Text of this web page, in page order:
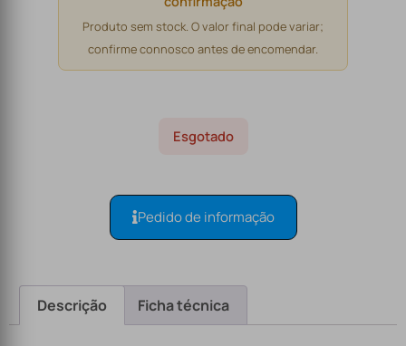
Produto sem stock. O valor final pode variar;
confirme connosco antes de encomendar.
Esgotado
Pedido de informação
Descrição Ficha técnica